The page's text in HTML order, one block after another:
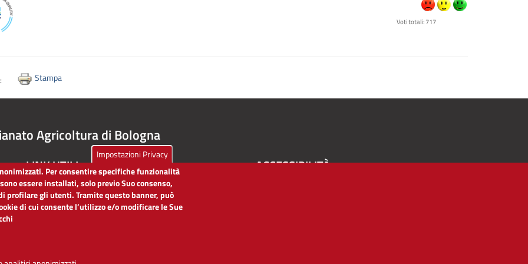
Voti totali: 717
Stampa
Agricoltura di Bologna
LINK UTILI
Dichiarazione di accessibilità
Obiettivi di accessibilità
ACCESSIBILITÀ
Impostazioni Privacy
Per consentire specifiche funzionalità
essere installati, solo previo Suo consenso,
profilare gli utenti. Tramite questo banner, può
di cui consente l’utilizzo e/o modificare le Sue